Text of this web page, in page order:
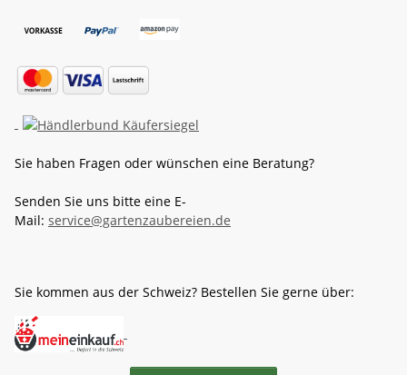
Sie haben Fragen oder wünschen eine Beratung?
Senden Sie uns bitte eine E-
Mail: service@gartenzaubereien.de
Sie kommen aus der Schweiz? Bestellen Sie gerne über: